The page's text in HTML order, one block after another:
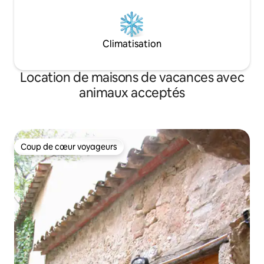
et datent de 2018. Il y a un lave-linge, un
lave-vaisselle, un grand réfrigérateur, un
micro-ondes, une bouilloire, une
cafetière, un aspirateur, le Wi-Fi,
Climatisation
Location de maisons de vacances avec
animaux acceptés
Coup de cœur voyageurs
Coup de cœur voyageurs